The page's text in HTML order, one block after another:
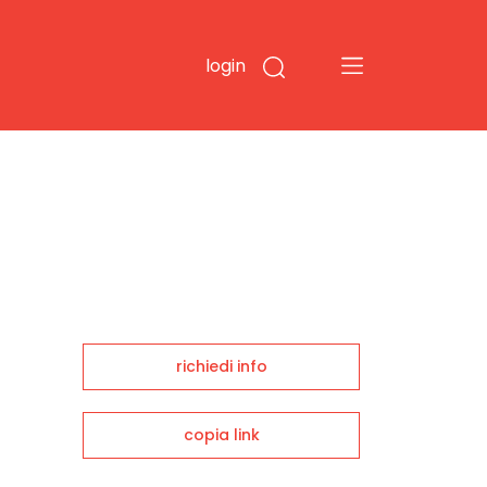
login
richiedi info
copia link